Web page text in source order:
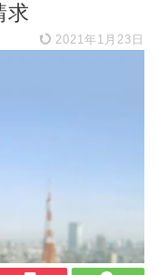
求
2021年1月23日